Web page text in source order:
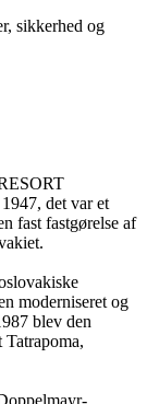
sikkerhed og
det var et
fast fastgørelse af
moderniseret og
blev den
Tatrapoma,